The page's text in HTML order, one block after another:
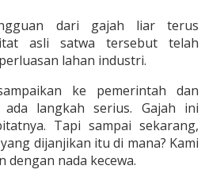
dari gajah liar terus
asli satwa tersebut telah
lahan industri.
ke pemerintah dan
ada langkah serius. Gajah ini
Tapi sampai sekarang,
dijanjikan itu di mana? Kami
dengan nada kecewa.